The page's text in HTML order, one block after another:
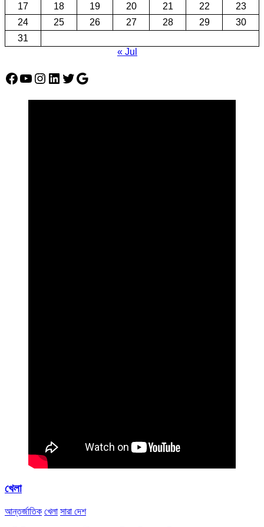
17 18 19 20 21 22
23
24
25 26 27 28 29
30
31
« Jul
Facebook
YouTube
Instagram
LinkedIn
Twitter
Google
খেলা
আন্তর্জাতিক খেলা সারা দেশ